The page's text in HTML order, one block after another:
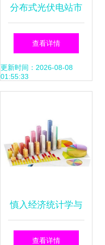
分布式光伏电站市
场调研分析报告
查看详情
更新时间：2026-08-08
01:55:33
慎入经济统计学与
市场调研 现实的反
查看详情